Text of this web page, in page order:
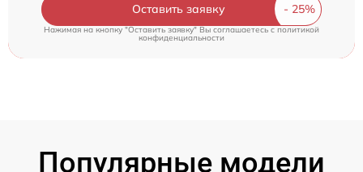
Оставить заявку
Нажимая на кнопку "Оставить заявку" Вы соглашаетесь cполитикой
конфиденциальности
Популярные модели